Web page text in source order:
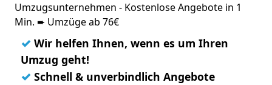
Umzugsunternehmen - Kostenlose Angebote in 1
Min. ➨ Umzüge ab 76€
✓ Wir helfen Ihnen, wenn es um Ihren
Umzug geht!
✓ Schnell & unverbindlich Angebote